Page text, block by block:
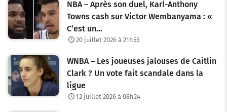
g
a
i
o
NBA – Après son duel, Karl-Anthony
Towns cash sur Victor Wembanyama : «
C’est un…
20 juillet 2026 à 21h55
WNBA – Les joueuses jalouses de Caitlin
Clark ? Un vote fait scandale dans la
ligue
12 juillet 2026 à 08h24